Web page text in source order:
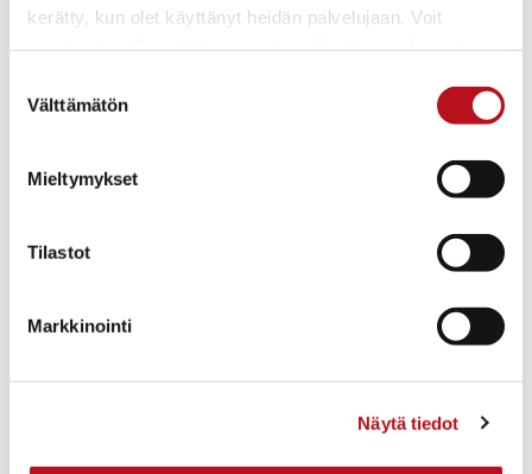
kerätty, kun olet käyttänyt heidän palvelujaan. Voit
valinta
Välttämätön
Mieltymykset
Tilastot
Markkinointi
Näytä tiedot